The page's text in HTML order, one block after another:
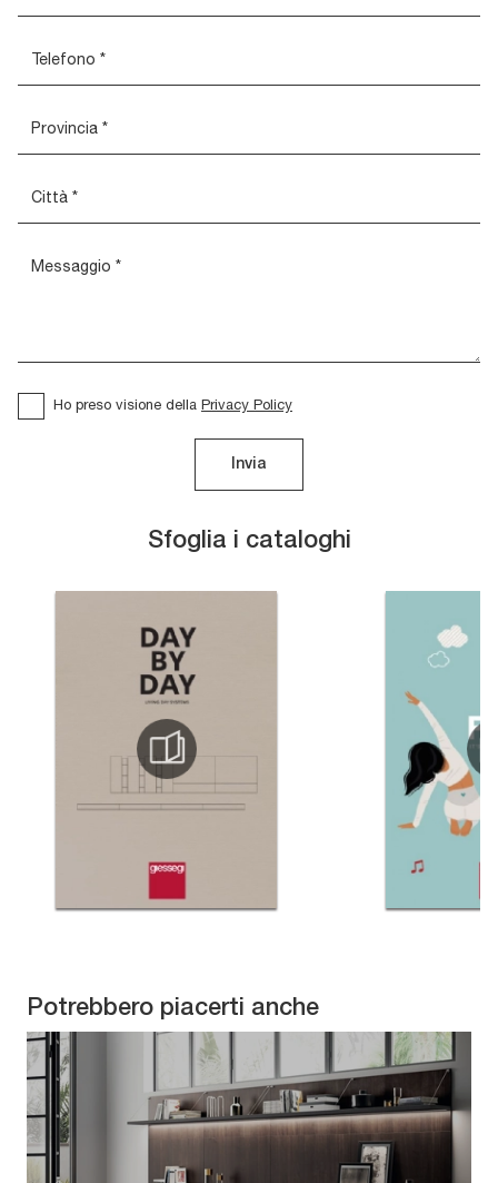
Sfoglia i cataloghi
Ho preso visione della Privacy Policy
Invia
Potrebbero piacerti anche